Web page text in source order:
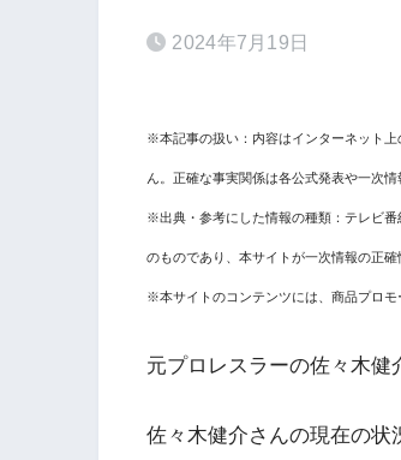
2024年7月19日
※本記事の扱い：内容はインターネット
ん。正確な事実関係は各公式発表や一次情
※出典・参考にした情報の種類：テレビ
のものであり、本サイトが一次情報の正確
※本サイトのコンテンツには、商品プロモ
元プロレスラーの佐々木健
佐々木健介さんの現在の状